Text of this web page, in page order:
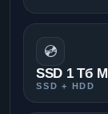
💿
SSD 1 Тб
SSD + HDD